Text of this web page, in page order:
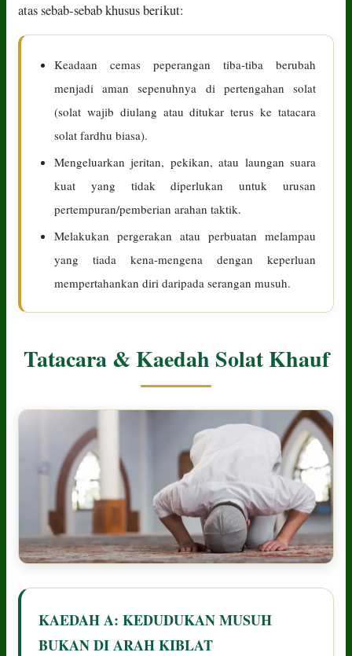
atas sebab-sebab khusus berikut:
Keadaan cemas peperangan tiba-tiba berubah
menjadi aman sepenuhnya di pertengahan solat
(solat wajib diulang atau ditukar terus ke tatacara
solat fardhu biasa).
Mengeluarkan jeritan, pekikan, atau laungan suara
kuat yang tidak diperlukan untuk urusan
pertempuran/pemberian arahan taktik.
Melakukan pergerakan atau perbuatan melampau
yang tiada kena-mengena dengan keperluan
mempertahankan diri daripada serangan musuh.
Tatacara & Kaedah Solat Khauf
KAEDAH A: KEDUDUKAN MUSUH
BUKAN DI ARAH KIBLAT